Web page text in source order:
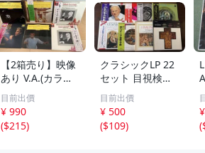
【2箱売り】映像
あり V.A.(カラヤ
ン・フルトヴェン
グナー/指揮)/クラ
シック 2箱 まと
め 約100枚以上 C
目前出價
¥ 990
($215)
クラシックLP 22
セット 目視検盤
済 程度良好 コレ
クション向け
目前出價
¥ 500
($109)
(